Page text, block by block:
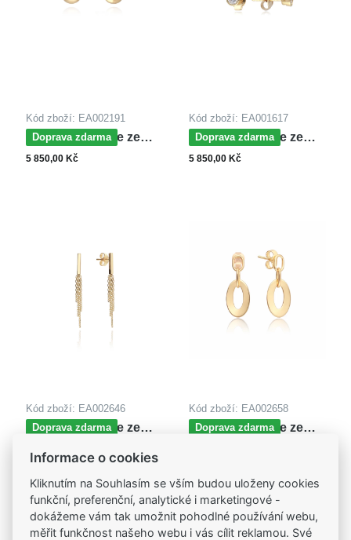
Kód zboží: EA002191
Doprava zdarma
MOISS náušnice ze
žlutého zlata
5 850,00 Kč
Kód zboží: EA001617
Doprava zdarma
MOISS náušnice ze
žlutého zlata GOLD
5 850,00 Kč
Kód zboží: EA002646
Doprava zdarma
MOISS náušnice ze
Kód zboží: EA002658
Doprava zdarma
MOISS náušnice ze
Informace o cookies
Kliknutím na Souhlasím se vším budou uloženy cookies
funkční, preferenční, analytické i marketingové -
dokážeme vám tak umožnit pohodlné používání webu,
měřit funkčnost našeho webu i vás cílit reklamou. Své